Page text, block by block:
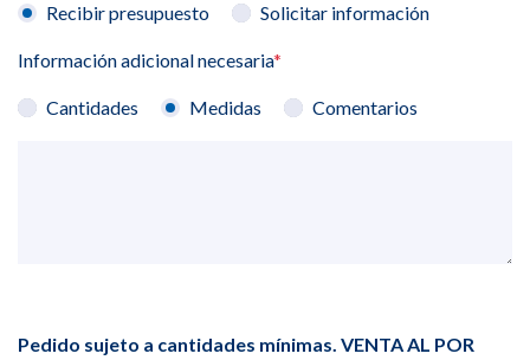
Recibir presupuesto Solicitar información
Información adicional necesaria*
Cantidades Medidas Comentarios
Pedido sujeto a cantidades mínimas. VENTA AL POR